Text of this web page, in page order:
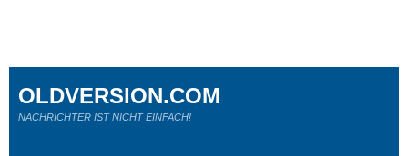
OLDVERSION.COM
NACHRICHTER IST NICHT EINFACH!